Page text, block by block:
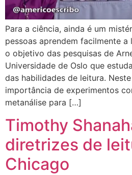
Para a ciência, ainda é um
pessoas aprendem facilmente a
o objetivo das pesquisas de
Universidade de Oslo que
das habilidades de leitura.
importância de experimentos
metanálise para […]
Timothy
diretrizes de
Chicago